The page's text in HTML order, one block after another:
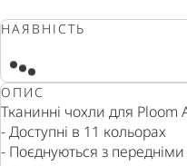
НАЯВНІСТЬ
ОПИС
Тканинні чохли для Ploom
- Доступні в 11 кольорах
- Поєднуються з